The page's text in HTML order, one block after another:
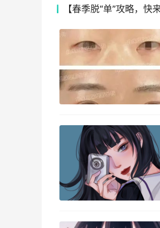
【春季脱“单”攻略，